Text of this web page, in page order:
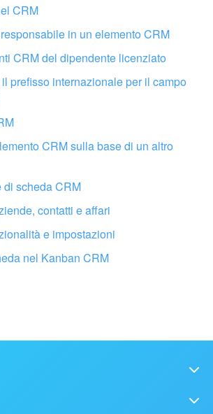
come funziona questo strumento
il tuo Bitrix24 a un
locale
CRM
in un elemento CRM
CRM del dipendente licenziato
prefisso internazionale per il campo
CRM sulla base di un altro
scheda CRM
contatti e affari
e impostazioni
nel Kanban CRM